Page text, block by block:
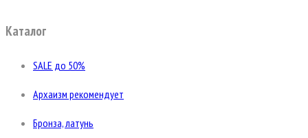
Каталог
SALE до 50%
Архаизм рекомендует
Бронза, латунь